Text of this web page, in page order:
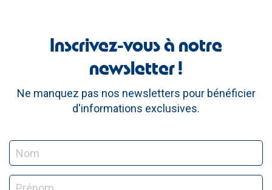
Inscrivez-vous à notre
newsletter !
Ne manquez pas nos newsletters pour bénéficier
d'informations exclusives.